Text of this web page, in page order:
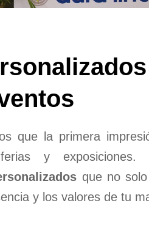
que la primera
y exposiciones.
que no
y los valores de tu